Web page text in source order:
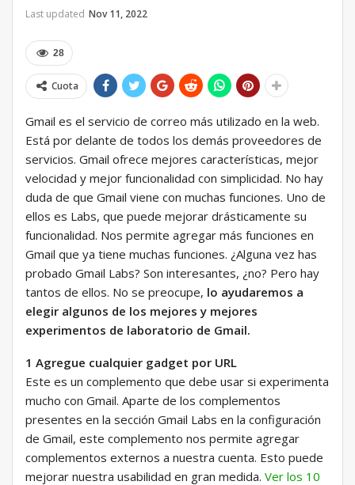
Last updated Nov 11, 2022
28
Cuota
Gmail es el servicio de correo más utilizado en la web.
Está por delante de todos los demás proveedores de
servicios. Gmail ofrece mejores características, mejor
velocidad y mejor funcionalidad con simplicidad. No hay
duda de que Gmail viene con muchas funciones. Uno de
ellos es Labs, que puede mejorar drásticamente su
funcionalidad. Nos permite agregar más funciones en
Gmail que ya tiene muchas funciones. ¿Alguna vez has
probado Gmail Labs? Son interesantes, ¿no? Pero hay
tantos de ellos. No se preocupe, lo ayudaremos a
elegir algunos de los mejores y mejores
experimentos de laboratorio de Gmail.
1 Agregue cualquier gadget por URL
Este es un complemento que debe usar si experimenta
mucho con Gmail. Aparte de los complementos
presentes en la sección Gmail Labs en la configuración
de Gmail, este complemento nos permite agregar
complementos externos a nuestra cuenta. Esto puede
mejorar nuestra usabilidad en gran medida. Ver los 10